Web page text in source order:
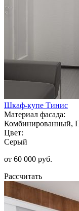
Шкаф-купе Тинис
Материал фасада:
Комбинированный,
Цвет:
Серый
от 60 000 руб.
Рассчитать